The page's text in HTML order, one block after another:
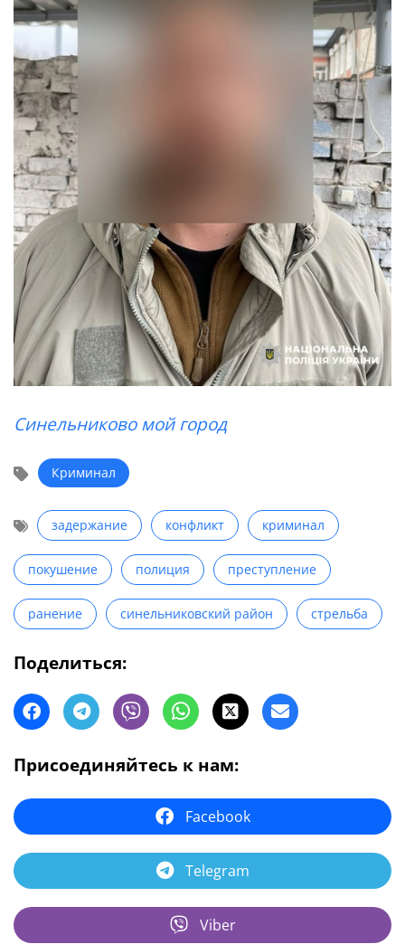
Синельниково мой город
Криминал
задержание конфликт криминал
покушение полиция преступление
ранение синельниковский район стрельба
Поделиться:
Присоединяйтесь к нам:
Facebook
Telegram
Viber